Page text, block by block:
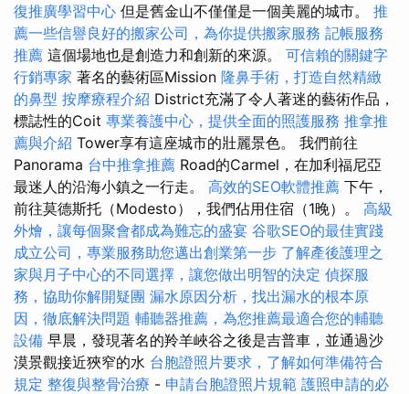
復推廣學習中心 但是舊金山不僅僅是一個美麗的城市。 推
薦一些信譽良好的搬家公司，為你提供搬家服務 記帳服務
推薦 這個場地也是創造力和創新的來源。 可信賴的關鍵字
行銷專家 著名的藝術區Mission 隆鼻手術，打造自然精緻
的鼻型 按摩療程介紹 District充滿了令人著迷的藝術作品，
標誌性的Coit 專業養護中心，提供全面的照護服務 推拿推
薦與介紹 Tower享有這座城市的壯麗景色。 我們前往
Panorama 台中推拿推薦 Road的Carmel，在加利福尼亞
最迷人的沿海小鎮之一行走。 高效的SEO軟體推薦 下午，
前往莫德斯托（Modesto），我們佔用住宿（1晚）。 高級
外燴，讓每個聚會都成為難忘的盛宴 谷歌SEO的最佳實踐
成立公司，專業服務助您邁出創業第一步 了解產後護理之
家與月子中心的不同選擇，讓您做出明智的決定 偵探服
務，協助你解開疑團 漏水原因分析，找出漏水的根本原
因，徹底解決問題 輔聽器推薦，為您推薦最適合您的輔聽
設備 早晨，發現著名的羚羊峽谷之後是吉普車，並通過沙
漠景觀接近狹窄的水 台胞證照片要求，了解如何準備符合
規定 整復與整骨治療 - 申請台胞證照片規範 護照申請的必